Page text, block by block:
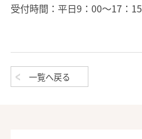
受付時間：平日9：00～17：15
一覧へ戻る